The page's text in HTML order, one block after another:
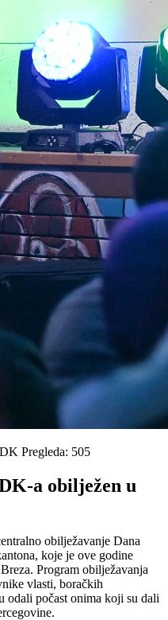
Pregleda: 505
a obilježen u
obilježavanje Dana
koje je ove godine
Program obilježavanja
vlasti, boračkih
odali počast onima koji su dali